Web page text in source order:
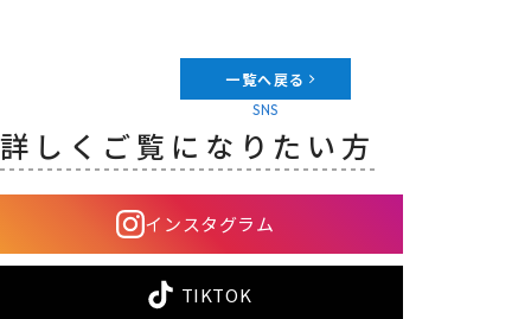
一覧へ戻る
SNS
詳しくご覧になりたい方
インスタグラム
TIKTOK